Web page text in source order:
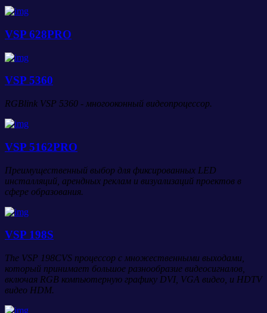
VSP 628PRO
VSP 5360
RGBlink VSP 5360 - многооконный видеопроцессор.
VSP 5162PRO
Преимущественный выбор для фиксированных LED
инсталляций, арендных реклам и визуализаций проектов в
сфере образования.
VSP 198S
The VSP 198CVS процессор с множественными выходами,
который принимает большое разнообразие видеосигналов,
включая RGB компьютерную графику DVI, VGA видео, и HDTV
видео HDM.